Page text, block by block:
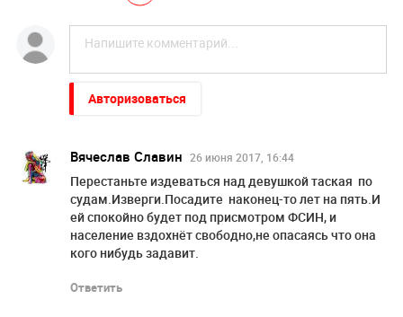
Авторизоваться
Вячеслав Славин 26 июня 2017, 16:44
Перестаньте издеваться над девушкой таская по
судам.Изверги.Посадите наконец-то лет на пять.И
ей спокойно будет под присмотром ФСИН, и
население вздохнёт свободно,не опасаясь что она
кого нибудь задавит.
Ответить